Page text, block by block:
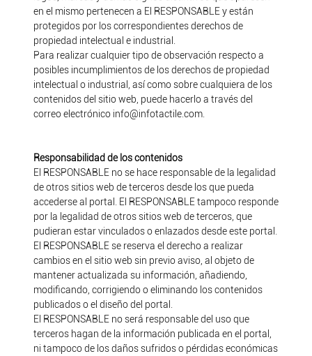
en el mismo pertenecen a El RESPONSABLE y están
protegidos por los correspondientes derechos de
propiedad intelectual e industrial.
Para realizar cualquier tipo de observación respecto a
posibles incumplimientos de los derechos de propiedad
intelectual o industrial, así como sobre cualquiera de los
contenidos del sitio web, puede hacerlo a través del
correo electrónico info@infotactile.com.
Responsabilidad de los contenidos
El RESPONSABLE no se hace responsable de la legalidad
de otros sitios web de terceros desde los que pueda
accederse al portal. El RESPONSABLE tampoco responde
por la legalidad de otros sitios web de terceros, que
pudieran estar vinculados o enlazados desde este portal.
El RESPONSABLE se reserva el derecho a realizar
cambios en el sitio web sin previo aviso, al objeto de
mantener actualizada su información, añadiendo,
modificando, corrigiendo o eliminando los contenidos
publicados o el diseño del portal.
El RESPONSABLE no será responsable del uso que
terceros hagan de la información publicada en el portal,
ni tampoco de los daños sufridos o pérdidas económicas